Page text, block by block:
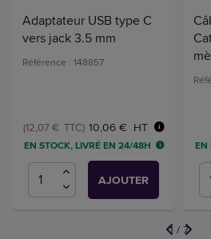
Adaptateur USB type C
vers jack 3.5 mm
Référence : 148857
10,06 € HT
(12,07 € TTC)
EN STOCK, LIVRÉ EN 24/48H
AJOUTER
EN
1 / 7